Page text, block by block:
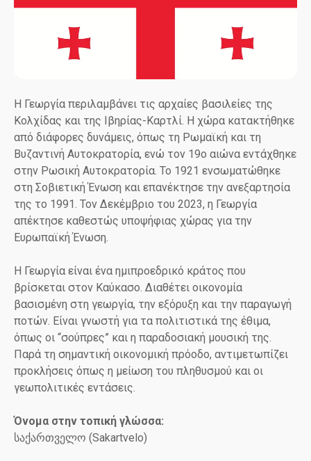
Η Γεωργία περιλαμβάνει τις αρχαίες βασιλείες της
Κολχίδας και της Ιβηρίας-Καρτλί. Η χώρα κατακτήθηκε
από διάφορες δυνάμεις, όπως τη Ρωμαϊκή και τη
Βυζαντινή Αυτοκρατορία, ενώ τον 19ο αιώνα εντάχθηκε
στην Ρωσική Αυτοκρατορία. Το 1921 ενσωματώθηκε
στη Σοβιετική Ένωση και επανέκτησε την ανεξαρτησία
της το 1991. Τον Δεκέμβριο του 2023, η Γεωργία
απέκτησε καθεστώς υποψήφιας χώρας για την
Ευρωπαϊκή Ένωση.
Η Γεωργία είναι ένα ημιπροεδρικό κράτος που
βρίσκεται στον Καύκασο. Διαθέτει οικονομία
βασισμένη στη γεωργία, την εξόρυξη και την παραγωγή
ποτών. Είναι γνωστή για τα πολιτιστικά της έθιμα,
όπως οι “σούπρες” και η παραδοσιακή μουσική της.
Παρά τη σημαντική οικονομική πρόοδο, αντιμετωπίζει
προκλήσεις όπως η μείωση του πληθυσμού και οι
γεωπολιτικές εντάσεις.
Όνομα στην τοπική γλώσσα:
საქართველო (Sakartvelo)